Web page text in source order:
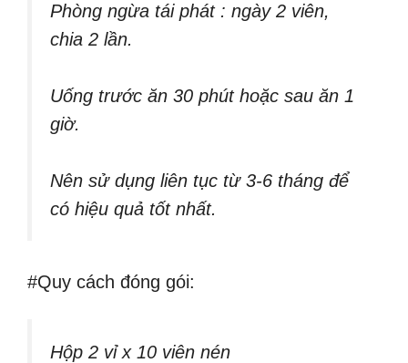
Phòng ngừa tái phát : ngày 2 viên,
chia 2 lần.
Uống trước ăn 30 phút hoặc sau ăn 1
giờ.
Nên sử dụng liên tục từ 3-6 tháng để
có hiệu quả tốt nhất.
#Quy cách đóng gói:
Hộp 2 vỉ x 10 viên nén